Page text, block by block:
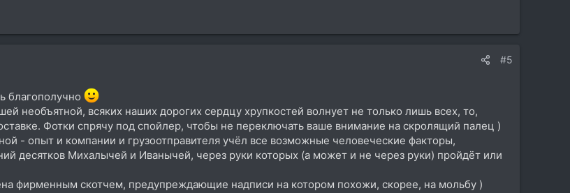
#5
благополучно
необъятной, всяких наших дорогих сердцу хрупкостей волнует не только лишь всех, то,
Фотки спрячу под спойлер, чтобы не переключать ваше внимание на скролящий палец )
- опыт и компании и грузоотправителя учёл все возможные человеческие факторы,
десятков Михалычей и Иванычей, через руки которых (а может и не через руки) пройдёт или
фирменным скотчем, предупреждающие надписи на котором похожи, скорее, на мольбу )